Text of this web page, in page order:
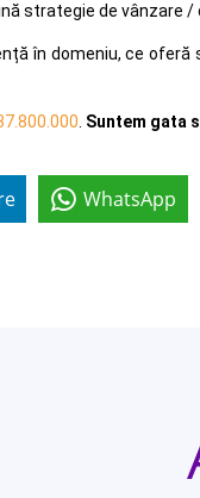
strategie de vânzare
în domeniu, ce
Suntem gata
WhatsApp